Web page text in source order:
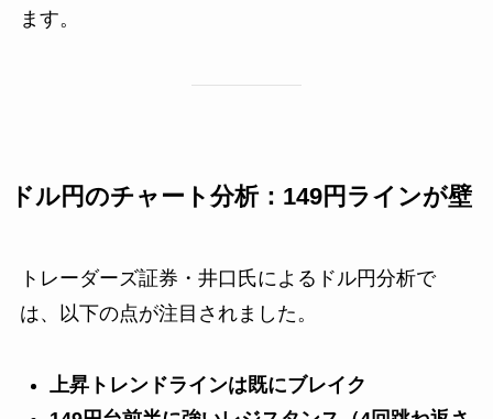
ます。
ドル円のチャート分析：149円ラインが壁
トレーダーズ証券・井口氏によるドル円分析で
は、以下の点が注目されました。
上昇トレンドラインは既にブレイク